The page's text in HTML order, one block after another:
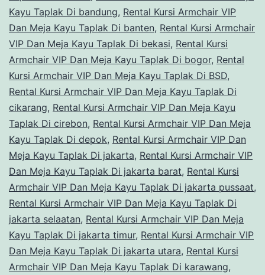
Kayu Taplak Di bandung, Rental Kursi Armchair VIP
Dan Meja Kayu Taplak Di banten, Rental Kursi Armchair
VIP Dan Meja Kayu Taplak Di bekasi, Rental Kursi
Armchair VIP Dan Meja Kayu Taplak Di bogor, Rental
Kursi Armchair VIP Dan Meja Kayu Taplak Di BSD,
Rental Kursi Armchair VIP Dan Meja Kayu Taplak Di
cikarang, Rental Kursi Armchair VIP Dan Meja Kayu
Taplak Di cirebon, Rental Kursi Armchair VIP Dan Meja
Kayu Taplak Di depok, Rental Kursi Armchair VIP Dan
Meja Kayu Taplak Di jakarta, Rental Kursi Armchair VIP
Dan Meja Kayu Taplak Di jakarta barat, Rental Kursi
Armchair VIP Dan Meja Kayu Taplak Di jakarta pussaat,
Rental Kursi Armchair VIP Dan Meja Kayu Taplak Di
jakarta selaatan, Rental Kursi Armchair VIP Dan Meja
Kayu Taplak Di jakarta timur, Rental Kursi Armchair VIP
Dan Meja Kayu Taplak Di jakarta utara, Rental Kursi
Armchair VIP Dan Meja Kayu Taplak Di karawang,